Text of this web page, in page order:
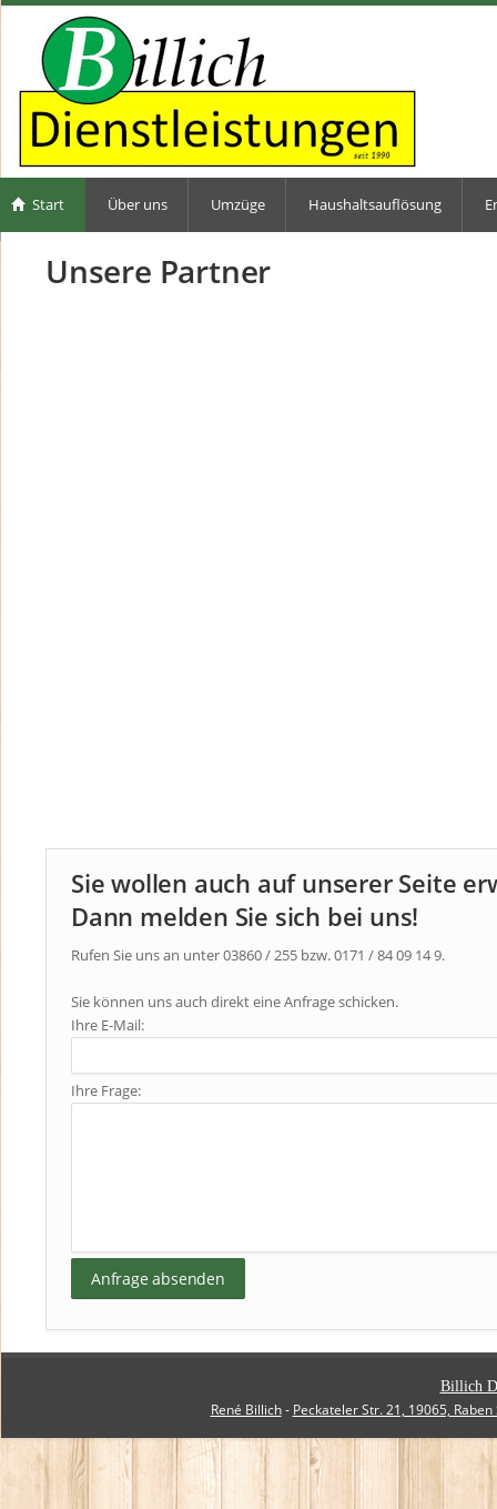
Start Über uns Umzüge Haushaltsauflösung
Unsere Partner
Sie wollen auch auf unserer Seite
Dann melden Sie sich bei uns!
Rufen Sie uns an unter 03860 / 255 bzw. 0171 / 84 09 14 9.
Sie können uns auch direkt eine Anfrage schicken.
Ihre E-Mail:
Ihre Frage:
Billich
René Billich- Peckateler Str. 21, 19065,